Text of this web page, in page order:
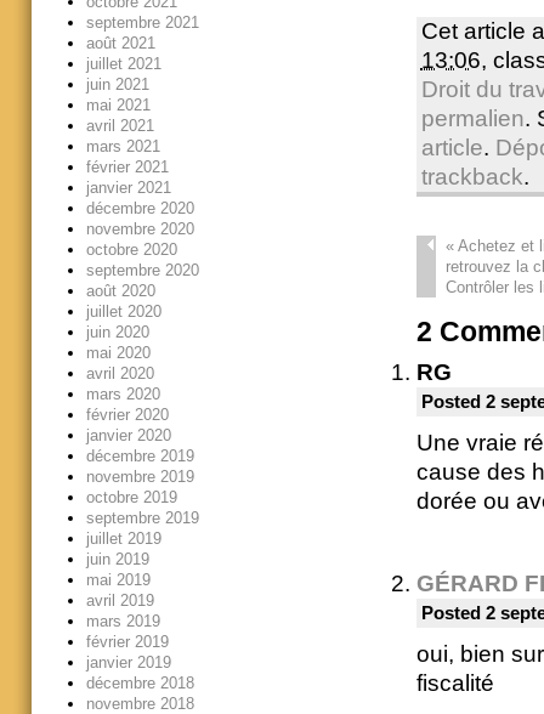
Cet article
13:06,
Droit du
permalien.
article.
trackback.
«Achetez et
retrouvez la
Contrôler les
2
RG
Posted 2
Une vraie
cause des
dorée ou
GÉRARD
Posted 2
oui, bien
fiscalité
septembre 2021
août 2021
juillet 2021
juin 2021
mai 2021
avril 2021
mars 2021
février 2021
janvier 2021
décembre 2020
novembre 2020
octobre 2020
septembre 2020
août 2020
juillet 2020
juin 2020
mai 2020
avril 2020
mars 2020
février 2020
janvier 2020
décembre 2019
novembre 2019
octobre 2019
septembre 2019
juillet 2019
juin 2019
mai 2019
avril 2019
mars 2019
février 2019
janvier 2019
décembre 2018
novembre 2018